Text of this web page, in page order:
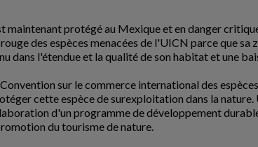
protégé au Mexique et en danger
des espèces menacées de l'UICN parce que
l'étendue et la qualité de son habitat et une
sur le commerce international des
cette espèce de surexploitation dans la
d'un programme de développement
du tourisme de nature.